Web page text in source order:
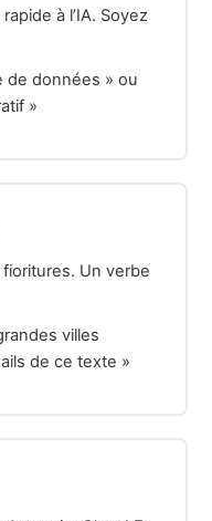
à l’IA. Soyez
de données » ou
»
fioritures. Un verbe
villes
de ce texte »